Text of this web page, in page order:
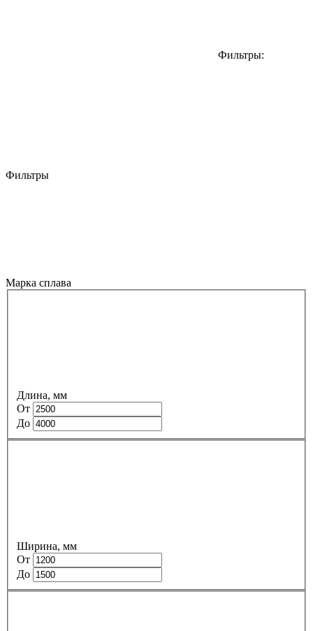
Фильтры:
Фильтры
Марка сплава
Длина, мм
От
До
Ширина, мм
От
До